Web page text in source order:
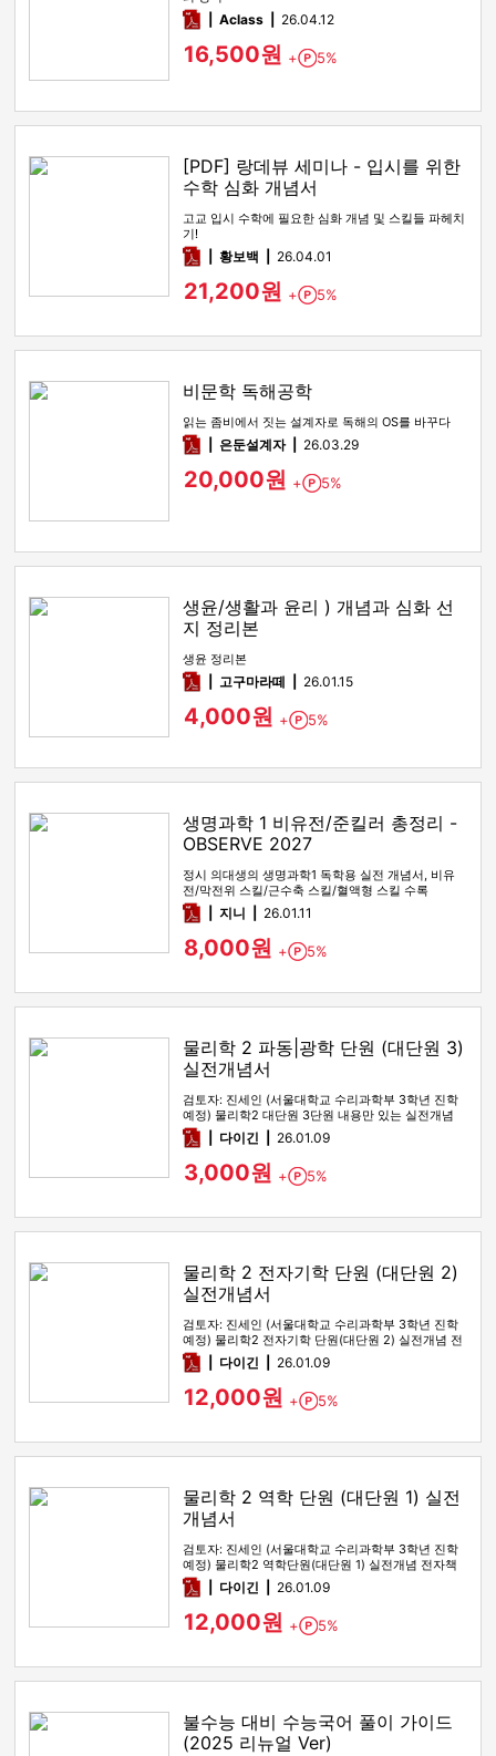
pdfAclass 26.04.12
16,500원 + Point
5%
[PDF] 랑데뷰 세미나 - 입시를 위한
수학 심화 개념서
고교 입시 수학에 필요한 심화 개념 및 스킬들 파헤치
기!
pdf황보백 26.04.01
21,200원 + Point
5%
비문학 독해공학
읽는 좀비에서 짓는 설계자로 독해의 OS를 바꾸다
pdf은둔설계자 26.03.29
20,000원 + Point
5%
생윤/생활과 윤리 ) 개념과 심화 선
지 정리본
생윤 정리본
pdf고구마라떼 26.01.15
4,000원 + Point
5%
생명과학 1 비유전/준킬러 총정리 -
OBSERVE 2027
정시 의대생의 생명과학1 독학용 실전 개념서, 비유
전/막전위 스킬/근수축 스킬/혈액형 스킬 수록
pdf지니 26.01.11
8,000원 + Point
5%
물리학 2 파동|광학 단원 (대단원 3)
실전개념서
검토자: 진세인 (서울대학교 수리과학부 3학년 진학
예정) 물리학2 대단원 3단원 내용만 있는 실전개념
전자책입니다. 기본개…
pdf다이긴 26.01.09
3,000원 + Point
5%
물리학 2 전자기학 단원 (대단원 2)
실전개념서
검토자: 진세인 (서울대학교 수리과학부 3학년 진학
예정) 물리학2 전자기학 단원(대단원 2) 실전개념 전
자책입니다. 0. …
pdf다이긴 26.01.09
12,000원 + Point
5%
물리학 2 역학 단원 (대단원 1) 실전
개념서
검토자: 진세인 (서울대학교 수리과학부 3학년 진학
예정) 물리학2 역학단원(대단원 1) 실전개념 전자책
입니다. 0. 언제 …
pdf다이긴 26.01.09
12,000원 + Point
5%
불수능 대비 수능국어 풀이 가이드
(2025 리뉴얼 Ver)